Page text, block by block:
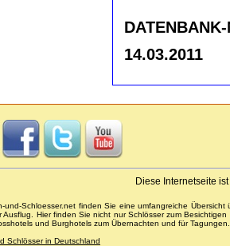
14.03.2011
Diese Internetseite
und-Schloesser.net finden Sie eine umfangreiche
Ausflug. Hier finden Sie nicht nur Schlösser zum
und Burghotels zum Übernachten und für Tagungen.
Schlösser in Deutschland